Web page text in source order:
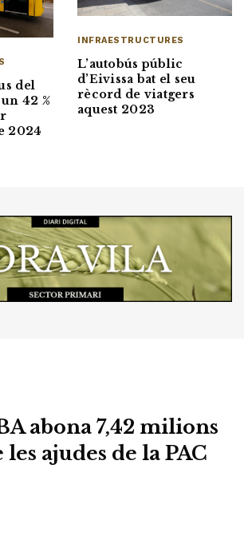
del
42 %
2024
INFRAESTRUCTURES
L’autobús públic
d’Eivissa bat el seu
rècord de viatgers
aquest 2023
abona 7,42 milions
les ajudes de la PAC